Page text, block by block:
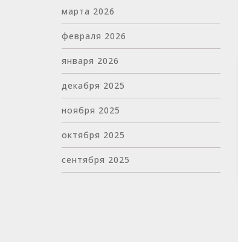
марта 2026
февраля 2026
января 2026
декабря 2025
ноября 2025
октября 2025
сентября 2025